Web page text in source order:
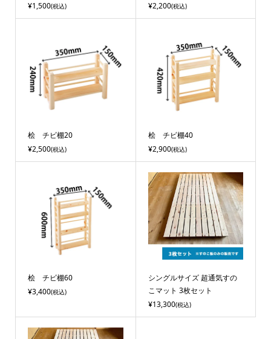
¥1,500(税込)
¥2,200(税込)
桧 チビ棚20
¥2,500(税込)
桧 チビ棚40
¥2,900(税込)
桧 チビ棚60
¥3,400(税込)
シングルサイズ 超通気すの
こマット 3枚セット
¥13,300(税込)